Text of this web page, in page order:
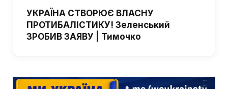
УКРАЇНА СТВОРЮЄ ВЛАСНУ
ПРОТИБАЛІСТИКУ! Зеленський
ЗРОБИВ ЗАЯВУ | Тимочко